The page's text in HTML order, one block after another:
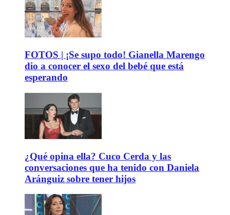
FOTOS | ¡Se supo todo! Gianella Marengo
dio a conocer el sexo del bebé que está
esperando
¿Qué opina ella? Cuco Cerda y las
conversaciones que ha tenido con Daniela
Aránguiz sobre tener hijos